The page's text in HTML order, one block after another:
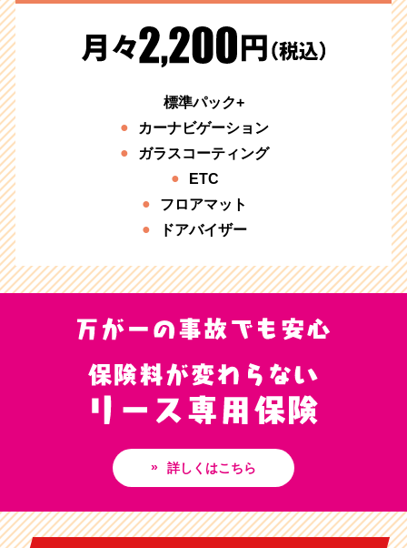
標準パック+
カーナビゲーション
ガラスコーティング
ETC
フロアマット
ドアバイザー
詳しくはこちら